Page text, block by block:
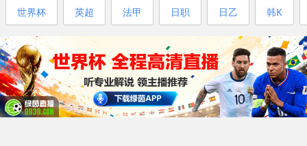
世界杯 英超 法甲 日职 日乙 韩K